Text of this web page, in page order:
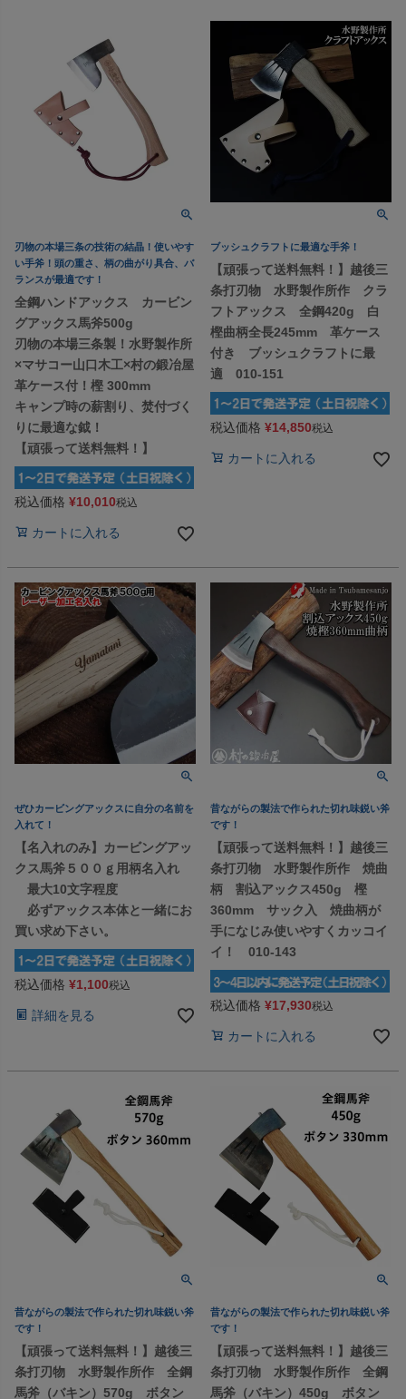
刃物の本場三条の技術の結晶！使いやす
い手斧！頭の重さ、柄の曲がり具合、バ
ランスが最適です！
全鋼ハンドアックス カービン
グアックス馬斧500g
刃物の本場三条製！水野製作所
×マサコー山口木工×村の鍛冶屋
革ケース付！樫 300mm
キャンプ時の薪割り、焚付づく
りに最適な鉞！
【頑張って送料無料！】
税込価格 ¥10,010税込
カートに入れる
ブッシュクラフトに最適な手斧！
【頑張って送料無料！】越後三
条打刃物 水野製作所作 クラ
フトアックス 全鋼420g 白
樫曲柄全長245mm 革ケース
付き ブッシュクラフトに最
適 010-151
税込価格 ¥14,850税込
カートに入れる
ぜひカービングアックスに自分の名前を
入れて！
【名入れのみ】カービングアッ
クス馬斧５００ｇ用柄名入れ
最大10文字程度
必ずアックス本体と一緒にお
買い求め下さい。
税込価格 ¥1,100税込
詳細を見る
昔ながらの製法で作られた切れ味鋭い斧
です！
【頑張って送料無料！】越後三
条打刃物 水野製作所作 焼曲
柄 割込アックス450g 樫
360mm サック入 焼曲柄が
手になじみ使いやすくカッコイ
イ！ 010-143
税込価格 ¥17,930税込
カートに入れる
昔ながらの製法で作られた切れ味鋭い斧
です！
【頑張って送料無料！】越後三
条打刃物 水野製作所作 全鋼
馬斧（バキン）570g ボタン
昔ながらの製法で作られた切れ味鋭い斧
です！
【頑張って送料無料！】越後三
条打刃物 水野製作所作 全鋼
馬斧（バキン）450g ボタン